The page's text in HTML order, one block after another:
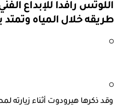
اللوتس رافداَ للإبداع
طريقه خلال المياه
وقد ذكرها هيرودوت أثناء زيارته